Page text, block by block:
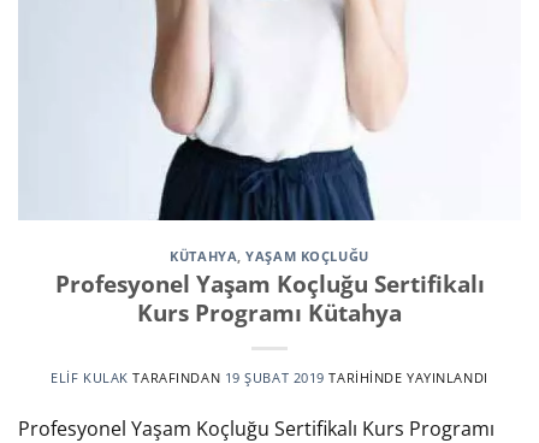
KÜTAHYA,YAŞAM KOÇLUĞU
Profesyonel Yaşam Koçluğu Sertifikalı
Kurs Programı Kütahya
ELIF KULAK TARAFINDAN 19 ŞUBAT 2019 TARIHINDE YAYINLANDI
Profesyonel Yaşam Koçluğu Sertifikalı Kurs Programı